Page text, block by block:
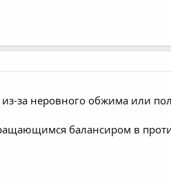
за неровного обжима или
балансиром в